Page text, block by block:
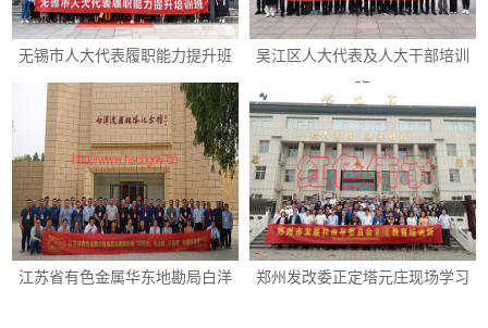
无锡市人大代表履职能力提升班
吴江区人大代表及人大干部培训
班
江苏省有色金属华东地勘局白洋
郑州发改委正定塔元庄现场学习